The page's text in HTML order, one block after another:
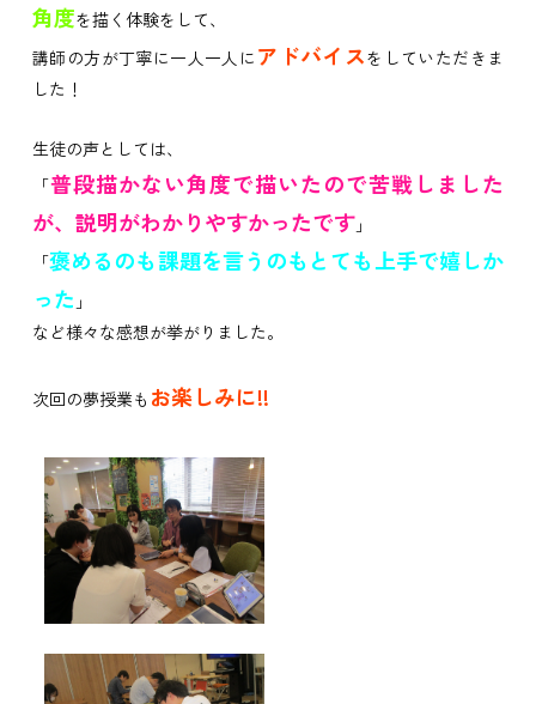
角度を描く体験をして、
講師の方が丁寧に一人一人に アドバイスをしていただきま
した！
生徒の声としては、
「普段描かない角度で描いたので苦戦しました
が、説明がわかりやすかったです」
「褒めるのも課題を言うのもとても上手で嬉しか
った 」
など様々な感想が挙がりました。
次回の夢授業も お楽しみに!!